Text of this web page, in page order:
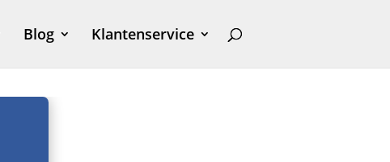
Blog Klantenservice